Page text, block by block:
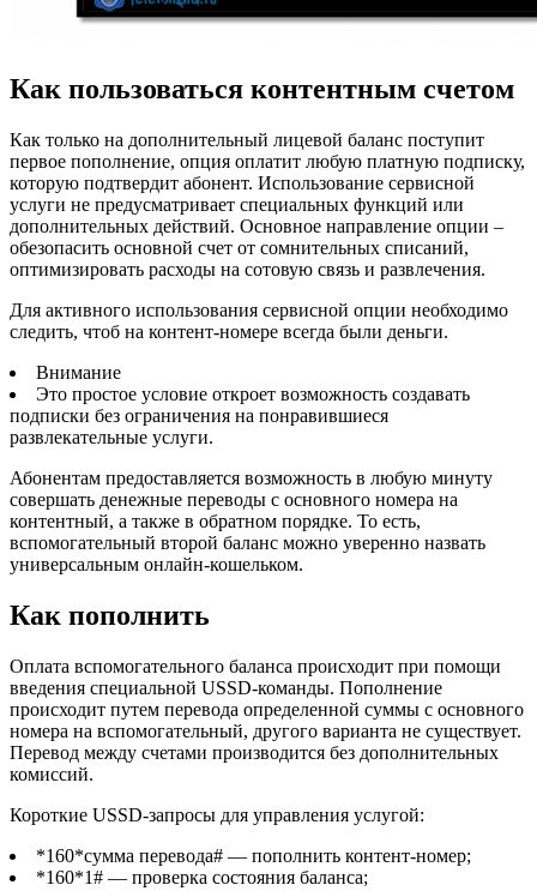
Как пользоваться контентным счетом
Как только на дополнительный лицевой баланс поступит
первое пополнение, опция оплатит любую платную подписку,
которую подтвердит абонент. Использование сервисной
услуги не предусматривает специальных функций или
дополнительных действий. Основное направление опции –
обезопасить основной счет от сомнительных списаний,
оптимизировать расходы на сотовую связь и развлечения.
Для активного использования сервисной опции необходимо
следить, чтоб на контент-номере всегда были деньги.
Внимание
Это простое условие откроет возможность создавать
подписки без ограничения на понравившиеся
развлекательные услуги.
Абонентам предоставляется возможность в любую минуту
совершать денежные переводы с основного номера на
контентный, а также в обратном порядке. То есть,
вспомогательный второй баланс можно уверенно назвать
универсальным онлайн-кошельком.
Как пополнить
Оплата вспомогательного баланса происходит при помощи
введения специальной USSD-команды. Пополнение
происходит путем перевода определенной суммы с основного
номера на вспомогательный, другого варианта не существует.
Перевод между счетами производится без дополнительных
комиссий.
Короткие USSD-запросы для управления услугой:
*160*сумма перевода# — пополнить контент-номер;
*160*1# — проверка состояния баланса;